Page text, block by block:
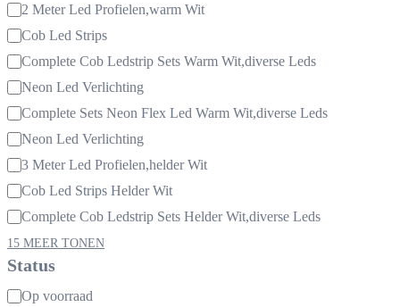
2 Meter Led Profielen,warm Wit
Cob Led Strips
Complete Cob Ledstrip Sets Warm Wit,diverse Leds
Neon Led Verlichting
Complete Sets Neon Flex Led Warm Wit,diverse Leds
Neon Led Verlichting
3 Meter Led Profielen,helder Wit
Cob Led Strips Helder Wit
Complete Cob Ledstrip Sets Helder Wit,diverse Leds
15 MEER TONEN
Status
Beschikbaarheid
Op voorraad